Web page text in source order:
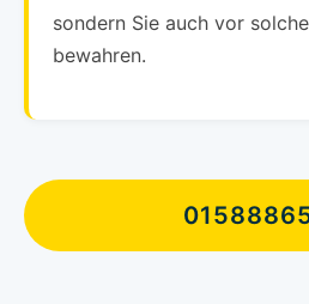
sondern Sie auch vor
bewahren.